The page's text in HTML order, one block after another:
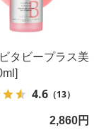
タビープラス美
4.6（13）
2,860円